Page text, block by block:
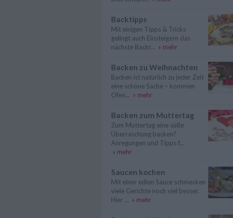
Backtipps
Mit einigen Tipps & Tricks
gelingt auch Einsteigern das
nächste Backr... » mehr
Backen zu Weihnachten
Backen ist natürlich zu jeder Zeit
eine schöne Sache – kommen
Ofen... » mehr
Backen zum Muttertag
Zum Muttertag eine süße
Überraschung backen?
Anregungen und Tipps f...
» mehr
Saucen kochen
Mit einer edlen Sauce schmecken
viele Gerichte noch viel besser.
Hier ... » mehr